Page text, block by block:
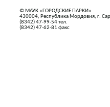
© МАУК «ГОРОДСКИЕ ПАРКИ»
430004, Республика Мордовия, г.
(8342) 47-99-54 тел.
(8342) 47-62-81 факс